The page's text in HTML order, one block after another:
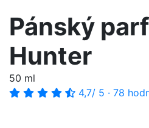
Pánský
Hunter
50 ml
4,7/ 5 · 78